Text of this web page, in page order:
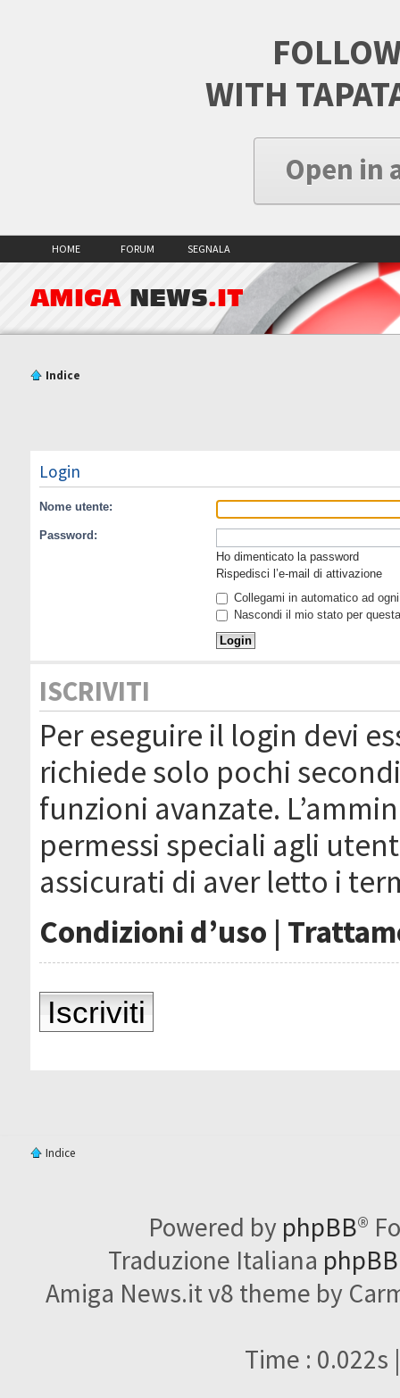
WITH
Open in
HOME FORUM SEGNALA
AMIGA NEWS.IT
Indice
Login
Nome utente:
Password:
Ho dimenticato la password
Rispedisci l’e-mail di attivazione
Collegami in automatico ad
Nascondi il mio stato per
ISCRIVITI
Per eseguire il login devi
richiede solo pochi
funzioni avanzate.
permessi speciali agli
assicurati di aver letto i
Condizioni d’uso |
Iscriviti
Indice
Powered by phpBB®
Traduzione Italiana
Amiga News.it v8 theme by
Time : 0.022s